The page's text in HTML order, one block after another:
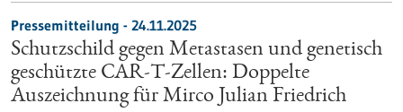
Pressemitteilung - 24.11.2025
Schutzschild gegen Metastasen und genetisch
geschützte CAR-T-Zellen: Doppelte
Auszeichnung für Mirco Julian Friedrich